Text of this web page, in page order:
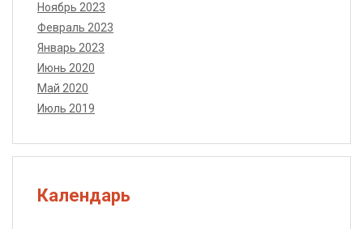
Ноябрь 2023
Февраль 2023
Январь 2023
Июнь 2020
Май 2020
Июль 2019
Календарь